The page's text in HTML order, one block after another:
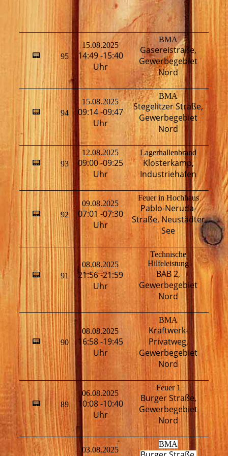
📟 95
15.08.2025
14:49 -15:40
Uhr
BMA
Gasereistraße,
Gewerbegebiet
Nord
📟 94
15.08.2025
09:14 -09:47
Uhr
BMA
Stegelitzer Straße,
Gewerbegebiet
Nord
📟 93
12.08.2025
09:00 -09:25
Uhr
Lagerhallenbrand
Klosterkamp,
Industriehafen
📟 92
09.08.2025
07:01 -07:30
Uhr
Feuer in Hochhaus
Pablo-Neruda-
Straße, Neustädter
See
📟 91
08.08.2025
21:56 -21:59
Uhr
Technische
Hilfeleistung
BAB 2,
Gewerbegebiet
Nord
📟 90
08.08.2025
16:58 -19:45
Uhr
BMA
Kraftwerk-
Privatweg,
Gewerbegebiet
Nord
📟 89
06.08.2025
10:08 -10:40
Uhr
Feuer 1
Burger Straße,
Gewerbegebiet
Nord
03.08.2025
BMA